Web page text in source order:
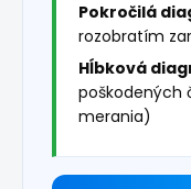
Pokročilá
rozobratím
Hĺbková
poškodených
merania)